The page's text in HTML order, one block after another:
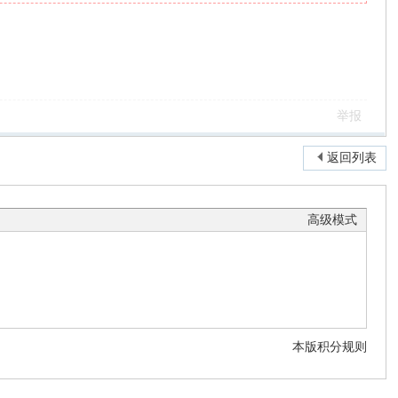
举报
返回列表
高级模式
本版积分规则